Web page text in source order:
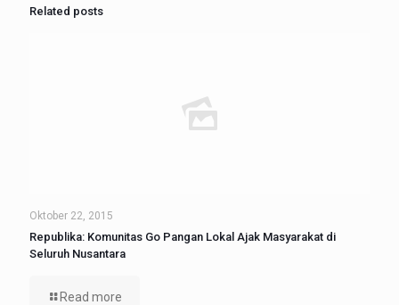
Related posts
Oktober 22, 2015
Republika: Komunitas Go Pangan Lokal Ajak Masyarakat di
Seluruh Nusantara
Read more